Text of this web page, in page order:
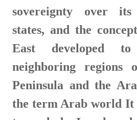
sovereignty over
states, and the
East developed
neighboring regions
Peninsula and the
the term Arab world It